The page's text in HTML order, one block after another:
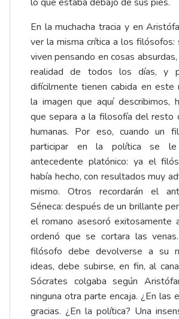
En la muchacha tracia y en
ver la misma crítica a los filósofos:
viven pensando en cosas
realidad de todos los días, y
difícilmente tienen cabida en este
la imagen que aquí describimos,
que separa a la filosofía del resto
humanas. Por eso, cuando un
participar en la política se
antecedente platónico: ya el
había hecho, con resultados muy
mismo. Otros recordarán el
Séneca: después de un brillante
el romano asesoró exitosamente
ordenó que se cortara las
filósofo debe devolverse a su
ideas, debe subirse, en fin, al
Sócrates colgaba según
ninguna otra parte encaja. ¿En las
gracias. ¿En la política? Una